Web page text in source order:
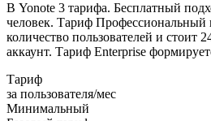
В Yonote 3 тарифа. Бесплатный
человек. Тариф Профессиональный
количество пользователей и стоит
аккаунт. Тариф Enterprise
Тариф
за пользователя/мес
Минимальный